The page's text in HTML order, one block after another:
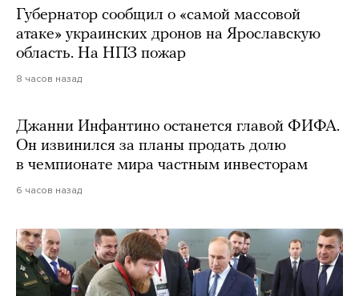
Губернатор сообщил о «самой массовой
атаке» украинских дронов на Ярославскую
область. На НПЗ пожар
8 часов назад
Джанни Инфантино останется главой ФИФА.
Он извинился за планы продать долю
в чемпионате мира частным инвесторам
6 часов назад